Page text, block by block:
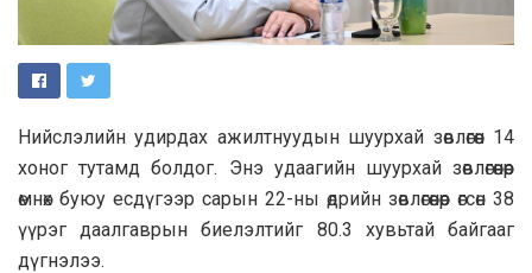
Нийслэлийн удирдах ажилтнуудын шуурхай зөвлөгөөн 14
хоног тутамд болдог. Энэ удаагийн шуурхай зөвлөгөөнөөр
өмнөх буюу есдүгээр сарын 22-ны өдрийн зөвлөгөөнөөр өгсөн 38
үүрэг даалгаврын биелэлтийг 80.3 хувьтай байгааг
дүгнэлээ.